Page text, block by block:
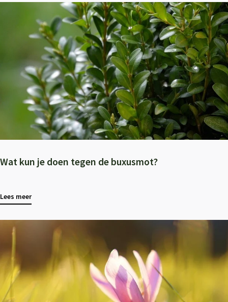
Wat kun je doen tegen de buxusmot?
Lees meer